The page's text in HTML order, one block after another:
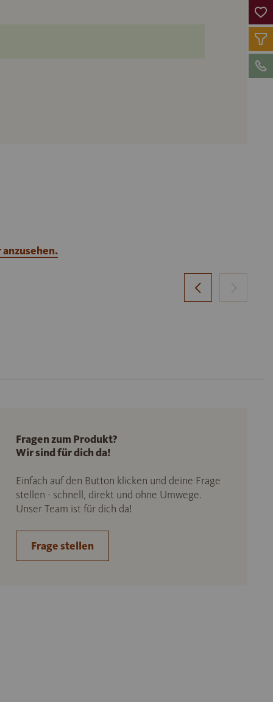
Fragen zum Produkt?
Wir sind für dich da!
Einfach auf den Button klicken und deine Frage
stellen - schnell, direkt und ohne Umwege.
Unser Team ist für dich da!
Frage stellen